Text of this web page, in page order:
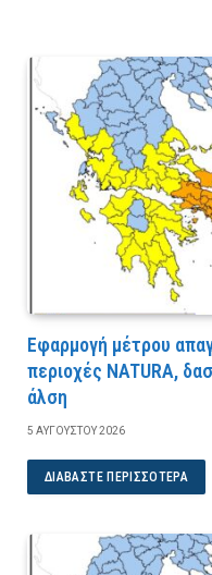
Εφαρμογή μέτρου
περιοχές NATURA,
άλση
5 ΑΥΓΟΎΣΤΟΥ 2026
ΔΙΑΒΆΣΤΕ ΠΕΡΙΣΣΌΤΕΡΑ